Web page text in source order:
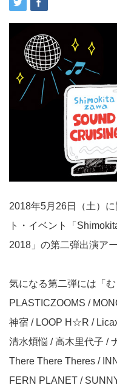
2018年5月26日（土）
ト・イベント「
2018」の第二弾出演ア
気になる第二弾には「
PLASTICZOOMS /
神宿 / LOOP H☆R /
清水煩悩 / 高木里代子 /
There There Theres /
FERN PLANET /